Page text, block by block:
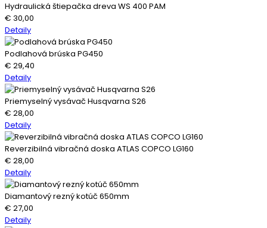
Hydraulická štiepačka dreva WS 400 PAM
€ 30,00
Detaily
Podlahová brúska PG450
€ 29,40
Detaily
Priemyselný vysávač Husqvarna S26
€ 28,00
Detaily
Reverzibilná vibračná doska ATLAS COPCO LG160
€ 28,00
Detaily
Diamantový rezný kotúč 650mm
€ 27,00
Detaily